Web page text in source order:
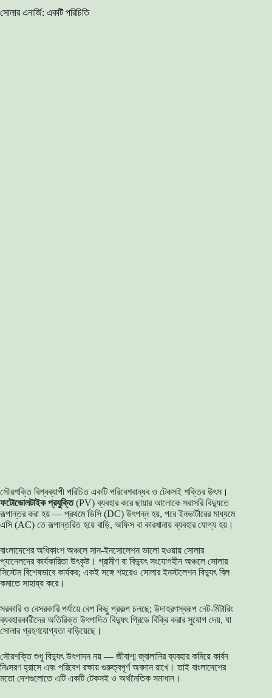
সোলার এনার্জি: একটি পরিচিতি
সৌরশক্তি বিশ্বব্যাপী পরিচিত একটি পরিবেশবান্ধব ও টেকসই শক্তির উৎস।
ফটোভোলটাইক প্রযুক্তি(PV) ব্যবহার করে ছায়ার আলোকে সরাসরি বিদ্যুতে
রূপান্তর করা হয় — প্রথমে ডিসি (DC) উৎপন্ন হয়, পরে ইনভার্টারের মাধ্যমে
এসি (AC) তে রূপান্তরিত হয়ে বাড়ি, অফিস বা কারখানায় ব্যবহার যোগ্য হয়।
বাংলাদেশের অধিকাংশ অঞ্চলে সান-ইনসোলেশন ভালো হওয়ায় সোলার
প্যানেলদের কার্যকারিতা উৎকৃষ্ট। গ্রামীণ বা বিদ্যুৎ সংযোগহীন অঞ্চলে সোলার
সিস্টেম বিশেষভাবে কার্যকর; একই সঙ্গে শহরেও সোলার ইনস্টলেশন বিদ্যুৎ বিল
কমাতে সাহায্য করে।
সরকারি ও বেসরকারি পর্যায়ে বেশ কিছু প্রকল্প চলছে; উদাহরণস্বরূপ নেট-মিটারিং
ব্যবহারকারীদের অতিরিক্ত উৎপাদিত বিদ্যুৎ গ্রিডে বিক্রি করার সুযোগ দেয়, যা
সোলার গ্রহণযোগ্যতা বাড়িয়েছে।
সৌরশক্তি শুধু বিদ্যুৎ উৎপাদন নয় — জীবাশ্ম জ্বালানির ব্যবহার কমিয়ে কার্বন
নিঃসরণ হ্রাসে এবং পরিবেশ রক্ষায় গুরুত্বপূর্ণ অবদান রাখে। তাই বাংলাদেশের
মতো দেশগুলোতে এটি একটি টেকসই ও অর্থনৈতিক সমাধান।